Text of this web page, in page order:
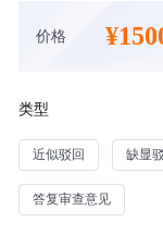
价格
类型
近似驳回 缺显
答复审查意见